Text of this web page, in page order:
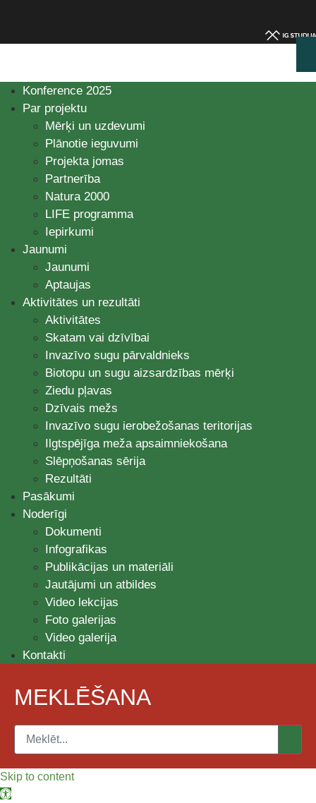
Konference 2025
Par projektu
Mērķi un uzdevumi
Plānotie ieguvumi
Projekta jomas
Partnerība
Natura 2000
LIFE programma
Iepirkumi
Jaunumi
Jaunumi
Aptaujas
Aktivitātes un rezultāti
Aktivitātes
Skatam vai dzīvībai
Invazīvo sugu pārvaldnieks
Biotopu un sugu aizsardzības mērķi
Ziedu pļavas
Dzīvais mežs
Invazīvo sugu ierobežošanas teritorijas
Ilgtspējīga meža apsaimniekošana
Slēpņošanas sērija
Rezultāti
Pasākumi
Noderīgi
Dokumenti
Infografikas
Publikācijas un materiāli
Jautājumi un atbildes
Video lekcijas
Foto galerijas
Video galerija
Kontakti
MEKLĒŠANA
Skip to content
Open toolbar